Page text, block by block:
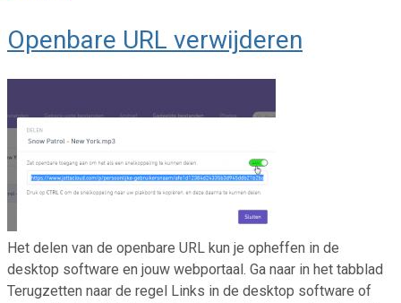
Openbare URL verwijderen
Het delen van de openbare URL kun je opheffen in de
desktop software en jouw webportaal. Ga naar in het tabblad
Terugzetten naar de regel Links in de desktop software of